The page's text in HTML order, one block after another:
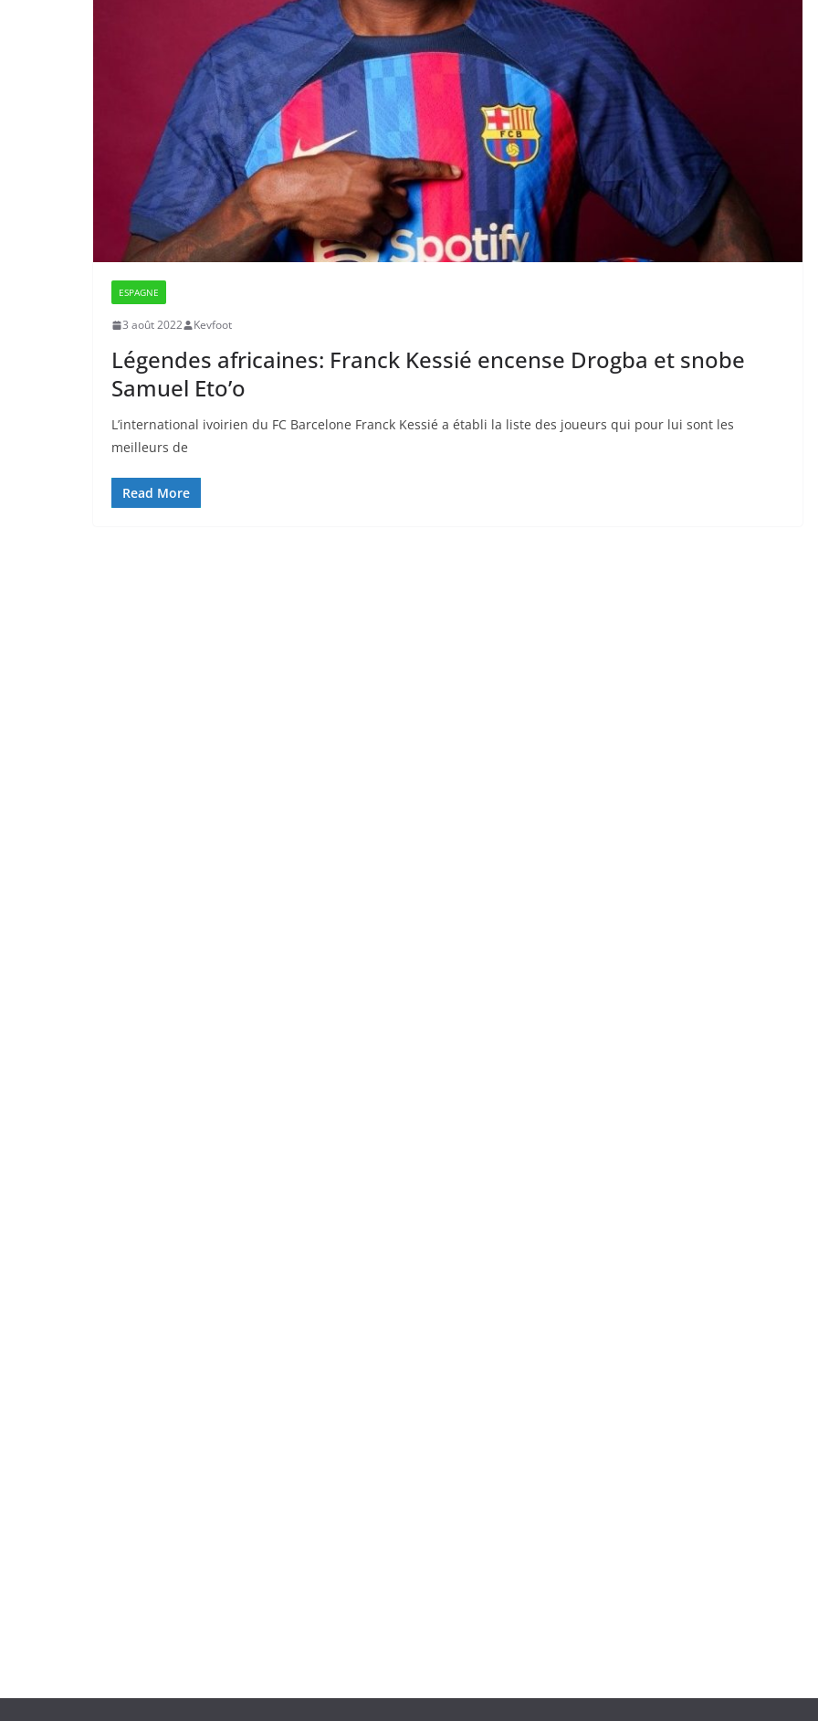
ESPAGNE
3 août 2022 Kevfoot
Légendes africaines: Franck Kessié encense Drogba et snobe
Samuel Eto’o
L’international ivoirien du FC Barcelone Franck Kessié a établi la liste des joueurs qui pour lui sont les
meilleurs de
Read More